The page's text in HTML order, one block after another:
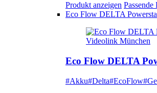
Produkt anzeigen Passende
Eco Flow DELTA
Eco Flow DELTA
#Akku#Delta#EcoFlow